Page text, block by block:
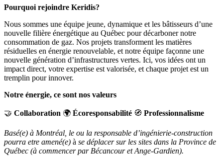
Pourquoi rejoindre Keridis?
Nous sommes une équipe jeune, dynamique et les bâtisseurs d’une
nouvelle filière énergétique au Québec pour décarboner notre
consommation de gaz. Nos projets transforment les matières
résiduelles en énergie renouvelable, et notre équipe façonne une
nouvelle génération d’infrastructures vertes. Ici, vos idées ont un
impact direct, votre expertise est valorisée, et chaque projet est un
tremplin pour innover.
Notre énergie, ce sont nos valeurs
🤝 Collaboration 🌍 Écoresponsabilité 🧭 Professionnalisme
Basé(e) à Montréal, le ou la responsable d’ingénierie-construction
pourra etre amené(e) à se déplacer sur les sites dans la Province de
Québec (à commencer par Bécancour et Ange-Gardien).